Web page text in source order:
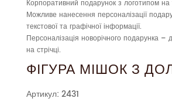
Корпоративний подарунок з логотипом на
Можливе нанесення персоналізації
текстової та графічної інформації.
Персоналізація новорічного подарунка –
на стрічці.
ФІГУРА МІШОК З
Артикул: 2431